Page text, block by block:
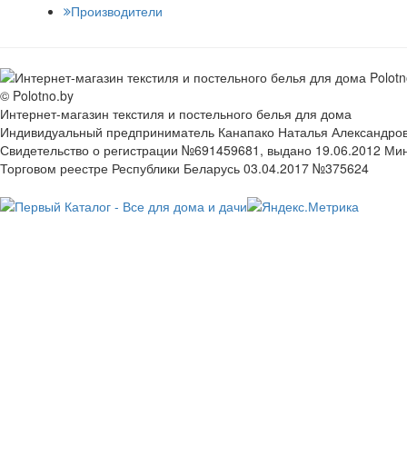
Производители
© Polotno.by
Интернет-магазин текстиля и постельного белья для дома
Индивидуальный предприниматель Канапако Наталья
Свидетельство о регистрации №691459681, выдано 19.06.2012
Торговом реестре Республики Беларусь 03.04.2017 №375624